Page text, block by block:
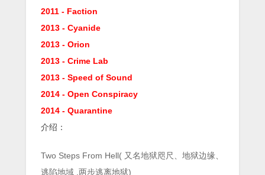
2011 - Faction
2013 - Cyanide
2013 - Orion
2013 - Crime Lab
2013 - Speed of Sound
2014 - Open Conspiracy
2014 - Quarantine
介绍：
Two Steps From Hell( 又名地狱咫尺、地狱边缘、
逃陷地域 ,两步逃离地狱)